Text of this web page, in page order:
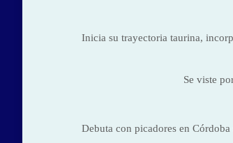
Inicia su trayectoria taurina,
Se viste
Debuta con picadores en